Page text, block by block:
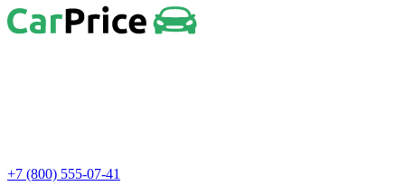
+7 (800) 555-07-41